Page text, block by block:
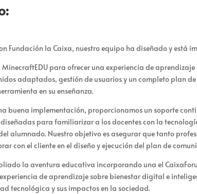
Fundación la Caixa, nuestro equipo ha diseñado y
MinecraftEDU para ofrecer una experiencia de
adaptados, gestión de usuarios y un completo plan
en su enseñanza.
buena implementación, proporcionamos un soporte
para familiarizar a los docentes con la
alumnado. Nuestro objetivo es asegurar que tanto
con el cliente en el diseño y ejecución del plan de
la aventura educativa incorporando una el
de aprendizaje sobre bienestar digital e
tecnológica y sus impactos en la sociedad.